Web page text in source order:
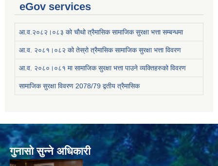
eGov services
आ.व.२०८२।०८३ को चौथो त्रैमासिक सामाजिक सुरक्षा भत्ता सम्बन्धमा
आ.व. २०८१।०८२ को तेस्रो त्रैमासिक सामाजिक सुरक्षा भत्ता विवरण
आ.व. २०८०।०८१ मा सामाजिक सुरक्षा भत्ता पाउने व्यक्तिहरुको विवरण
सामाजिक सुरक्षा विवरण 2078/79 द्वतीय त्रैमासिक
गुनासो सुन्ने अधिकारी